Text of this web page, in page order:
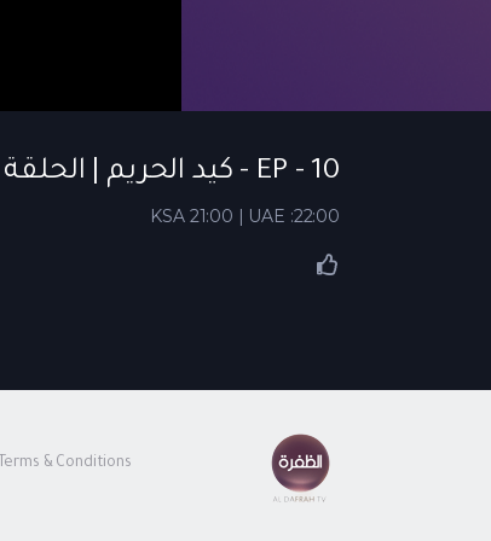
EP - 10 - كيد الحريم | الحلقة 10
KSA 21:00 | UAE :22:00
Terms & Conditions